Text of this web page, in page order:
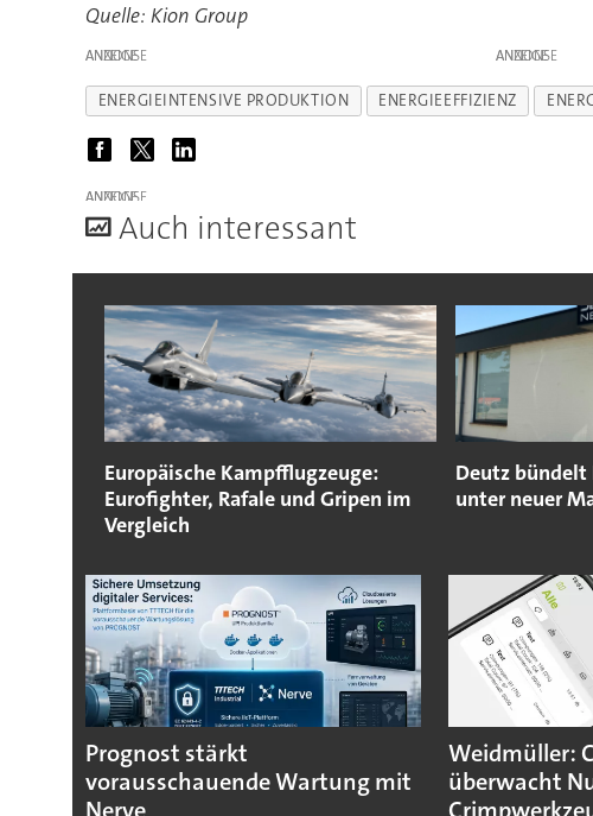
Quelle: Kion Group
ANZEIGE ANZEIGE
ENERGIEINTENSIVE PRODUKTION ENERGIEEFFIZIENZ
ANZEIGE
Auch interessant
Europäische Kampfflugzeuge:
Eurofighter, Rafale und Gripen im
Vergleich
Deutz
unter neuer
Prognost stärkt
vorausschauende Wartung mit
Weidmüller:
überwacht